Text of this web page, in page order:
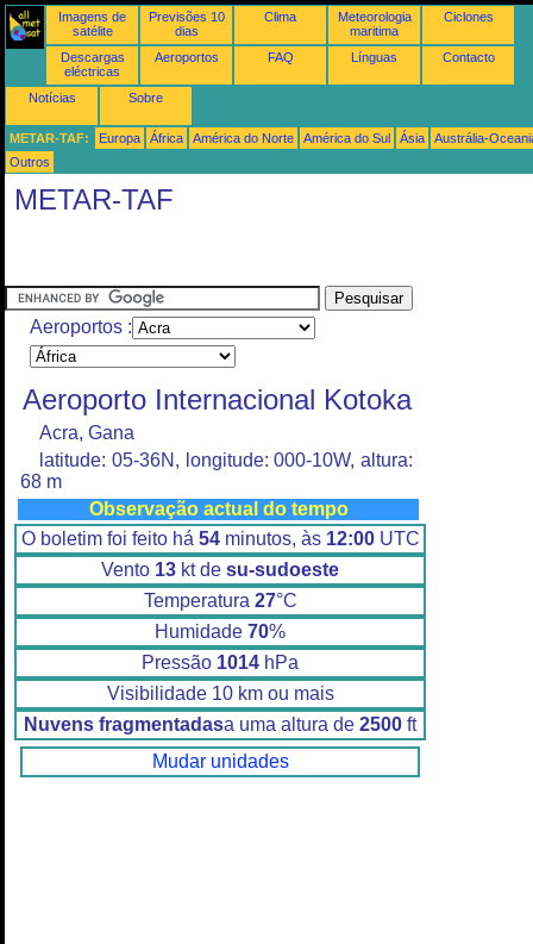
Imagens de
satélite
Previsões 10
dias
Clima
Meteorologia
maritima
Ciclones
Descargas
eléctricas
Aeroportos FAQ Línguas Contacto
Notícias Sobre
METAR-TAF: Europa África América do Norte América do Sul Ásia
Austrália-
Outros
METAR-TAF
Aeroportos :
Aeroporto Internacional Kotoka
Acra, Gana
latitude: 05-36N, longitude: 000-10W, altura:
68 m
Observação actual do tempo
O boletim foi feito há 54minutos, às 12:00UTC
Vento 13 kt de su-sudoeste
Temperatura 27°C
Humidade 70%
Pressão 1014 hPa
Visibilidade 10 km ou mais
Nuvens fragmentadasa uma altura de 2500 ft
Mudar unidades